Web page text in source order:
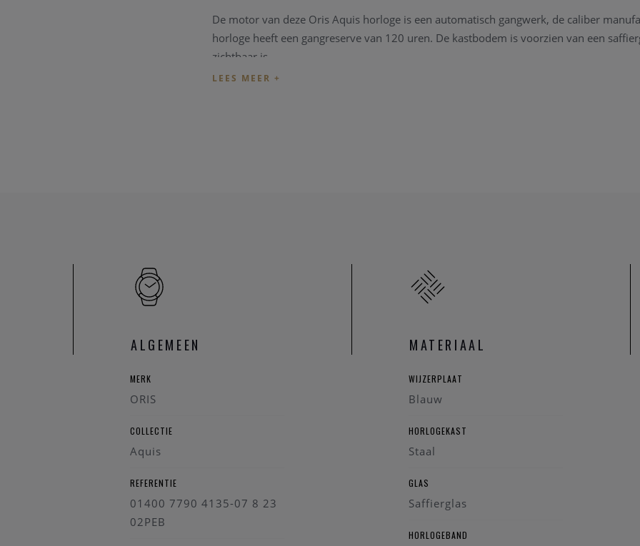
De motor van deze Oris Aquis horloge is een automatisch gangwerk, de caliber
horloge heeft een gangreserve van 120 uren. De kastbodem is voorzien van een
zichtbaar is.
De Oris-garantie
Om vele redenen mag u niet elke dag een mechanisch horloge dragen. De Calibre 400
van vijf dagen, dus hij is klaar voor gebruik wanneer jij dat ook bent.
jaar wanneer u het bij My Oris registreert.
Wenst u meer informatie i.v.m dit Oris horloge, of de collectie van Oris, kan u steeds
ALGEMEEN
MERK
ORIS
COLLECTIE
Aquis
REFERENTIE
01400 7790 4135-07 8 23
02PEB
MATERIAAL
WIJZERPLAAT
Blauw
HORLOGEKAST
Staal
GLAS
Saffierglas
HORLOGEBAND